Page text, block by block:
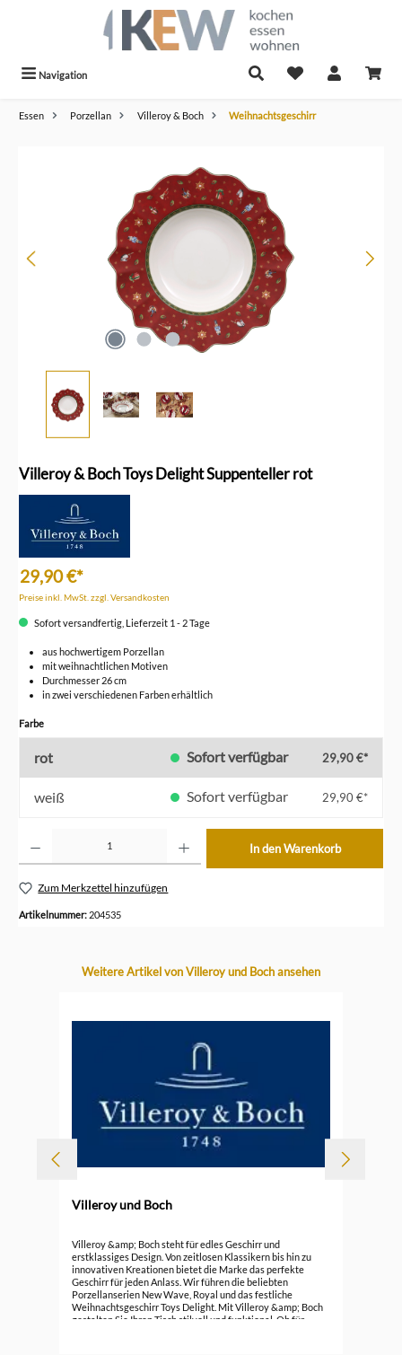
Navigation
Essen Porzellan Villeroy & Boch Weihnachtsgeschirr
Villeroy & Boch Toys Delight Suppenteller rot
29,90 €*
Preise inkl. MwSt. zzgl. Versandkosten
Sofort versandfertig, Lieferzeit 1 - 2 Tage
aus hochwertigem Porzellan
mit weihnachtlichen Motiven
Durchmesser 26 cm
in zwei verschiedenen Farben erhältlich
Farbeauswählen
rot Sofort verfügbar 29,90 €*
weiß Sofort verfügbar 29,90 €*
In den Warenkorb
Zum Merkzettel hinzufügen
Artikelnummer: 204535
Produktgalerie überspringen
Weitere Artikel von Villeroy und Boch ansehen
Villeroy und Boch
Villeroy &amp; Boch steht für edles Geschirr und
erstklassiges Design. Von zeitlosen Klassikern bis hin zu
innovativen Kreationen bietet die Marke das perfekte
Geschirr für jeden Anlass. Wir führen die beliebten
Porzellanserien New Wave, Royal und das festliche
Weihnachtsgeschirr Toys Delight. Mit Villeroy &amp; Boch
gestalten Sie Ihren Tisch stilvoll und funktional. Ob für